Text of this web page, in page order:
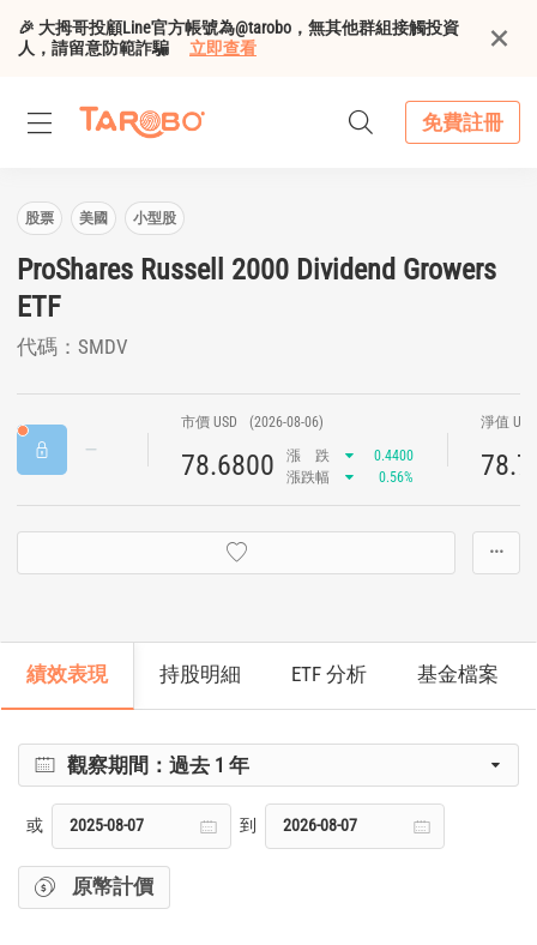
🎉 大拇哥投顧Line官方帳號為@tarobo，無其他群組接觸投資
人，請留意防範詐騙
立即查看
免費註冊
股票 美國 小型股
ProShares Russell 2000 Dividend Growers
ETF
代碼：SMDV
市價 USD (2026-08-06)
78.6800 漲 跌
0.4400
漲跌幅
0.56%
淨值
···
績效表現 持股明細 ETF 分析 基金檔案
觀察期間：過去 1 年
或 到
原幣計價